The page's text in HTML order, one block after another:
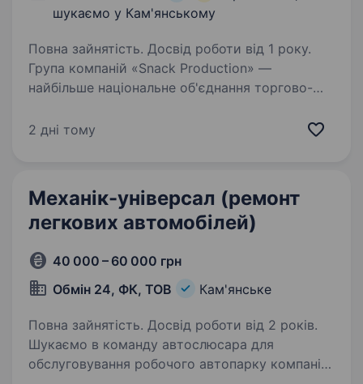
шукаємо у Кам'янському
Повна зайнятість. Досвід роботи від 1 року.
Група компаній «Snack Production» —
найбільше національне об'єднання торгово-
«LaPasta» та ін.) запрошує на роботу Хіміка —
2 дні тому
Механік-універсал (ремонт
легкових автомобілей)
40 000 – 60 000 грн
Обмін 24, ФК, ТОВ
Кам'янське
Повна зайнятість. Досвід роботи від 2 років.
Шукаємо в команду автослюсара для
обслуговування робочого автопарку компанії